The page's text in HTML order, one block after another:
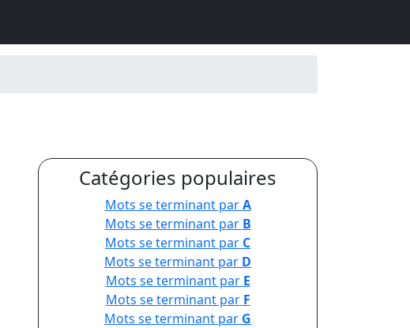
Catégories populaires
Mots se terminant parA
Mots se terminant par B
Mots se terminant par C
Mots se terminant par D
Mots se terminant par E
Mots se terminant par F
Mots se terminant par G